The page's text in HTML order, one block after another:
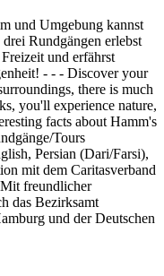
und Umgebung kannst
Rundgängen erlebst
und erfährst
- - - Discover your
there is much
you'll experience nature,
facts about Hamm's
Tours
Persian (Dari/Farsi),
mit dem Caritasverband
freundlicher
das Bezirksamt
und der Deutschen